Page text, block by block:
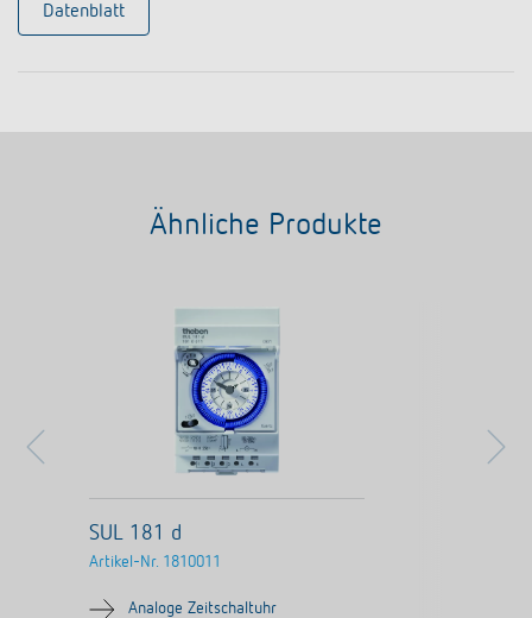
Datenblatt
Ähnliche Produkte
SUL 181 d
Artikel-Nr. 1810011
Analoge Zeitschaltuhr